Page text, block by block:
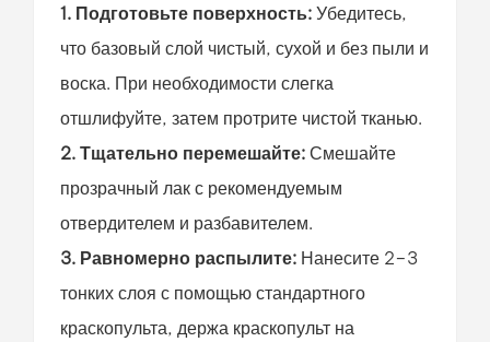
1. Подготовьте поверхность: Убедитесь,
что базовый слой чистый, сухой и без пыли и
воска. При необходимости слегка
отшлифуйте, затем протрите чистой тканью.
2. Тщательно перемешайте: Смешайте
прозрачный лак с рекомендуемым
отвердителем и разбавителем.
3. Равномерно распылите: Нанесите 2–3
тонких слоя с помощью стандартного
краскопульта, держа краскопульт на